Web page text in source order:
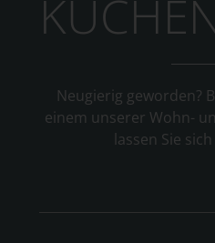
Neugierig geworden?
einem unserer Wohn-
lassen Sie